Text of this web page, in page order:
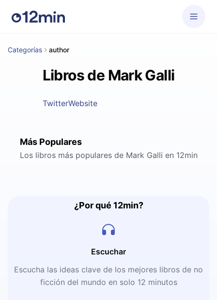
Categorías author
Libros de Mark Galli
TwitterWebsite
Más Populares
Los libros más populares de Mark Galli en 12min
¿Por qué 12min?
Escuchar
Escucha las ideas clave de los mejores libros de no
ficción del mundo en solo 12 minutos